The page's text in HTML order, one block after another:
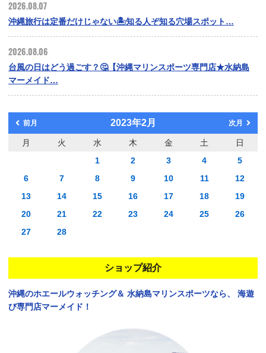
2026.08.07
沖縄旅行は定番だけじゃない🏝️知る人ぞ知る穴場スポット…
2026.08.06
台風の日はどう過ごす？🤔【沖縄マリンスポーツ専門店★水納島
マーメイド…
前月 2023年2月 次月
月 火 水 木 金 土
日
1
2 3 4
5
6
7 8 9 10 11
12
13
14 15 16 17 18
19
20
21 22 23 24 25
26
27
28
ショップ紹介
沖縄のホエールウォッチング＆ 水納島マリンスポーツなら、
海遊
び専門店マーメイド！